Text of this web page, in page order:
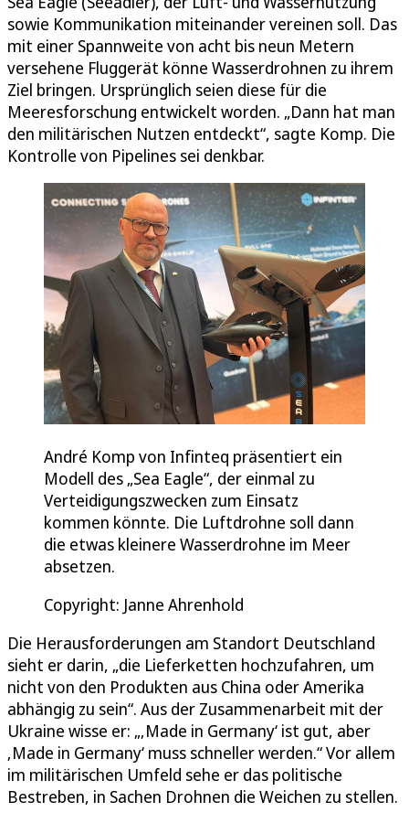
sowie Kommunikation miteinander vereinen soll. Das
mit einer Spannweite von acht bis neun Metern
versehene Fluggerät könne Wasserdrohnen zu ihrem
Ziel bringen. Ursprünglich seien diese für die
Meeresforschung entwickelt worden. „Dann hat man
den militärischen Nutzen entdeckt“, sagte Komp. Die
Kontrolle von Pipelines sei denkbar.
André Komp von Infinteq präsentiert ein
Modell des „Sea Eagle“, der einmal zu
Verteidigungszwecken zum Einsatz
kommen könnte. Die Luftdrohne soll dann
die etwas kleinere Wasserdrohne im Meer
absetzen.
Copyright: Janne Ahrenhold
Die Herausforderungen am Standort Deutschland
sieht er darin, „die Lieferketten hochzufahren, um
nicht von den Produkten aus China oder Amerika
abhängig zu sein“. Aus der Zusammenarbeit mit der
Ukraine wisse er: „‚Made in Germany‘ ist gut, aber
‚Made in Germany‘ muss schneller werden.“ Vor allem
im militärischen Umfeld sehe er das politische
Bestreben, in Sachen Drohnen die Weichen zu stellen.